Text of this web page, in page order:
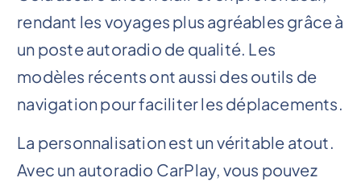
rendant les voyages plus agréables grâce à
un poste autoradio de qualité. Les
modèles récents ont aussi des outils de
navigation pour faciliter les déplacements.
La personnalisation est un véritable atout.
Avec un autoradio CarPlay, vous pouvez